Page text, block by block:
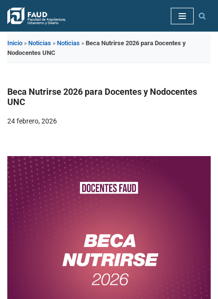
Saltar
contenido
Inicio » Noticias » Noticias » Beca Nutrirse 2026 para Docentes y
Nodocentes UNC
Beca Nutrirse 2026 para Docentes y Nodocentes
UNC
24 febrero, 2026